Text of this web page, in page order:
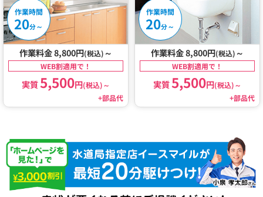
作業時間
20分～
作業料金 8,800円(税込) ～
WEB割適用で！
実質5,500円(税込)～
+部品代
作業時間
20分～
作業料金 8,800円(税込) ～
WEB割適用で！
実質5,500円(税込)～
+部品代